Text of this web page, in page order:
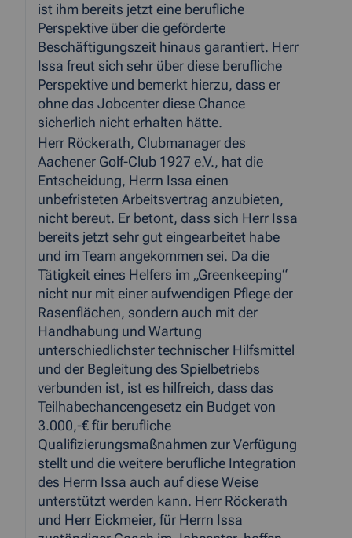
ist ihm bereits jetzt eine berufliche
Perspektive über die geförderte
Beschäftigungszeit hinaus garantiert. Herr
Issa freut sich sehr über diese berufliche
Perspektive und bemerkt hierzu, dass er
ohne das Jobcenter diese Chance
sicherlich nicht erhalten hätte.
Herr Röckerath, Clubmanager des
Aachener Golf-Club 1927 e.V., hat die
Entscheidung, Herrn Issa einen
unbefristeten Arbeitsvertrag anzubieten,
nicht bereut. Er betont, dass sich Herr Issa
bereits jetzt sehr gut eingearbeitet habe
und im Team angekommen sei. Da die
Tätigkeit eines Helfers im „Greenkeeping“
nicht nur mit einer aufwendigen Pflege der
Rasenflächen, sondern auch mit der
Handhabung und Wartung
unterschiedlichster technischer Hilfsmittel
und der Begleitung des Spielbetriebs
verbunden ist, ist es hilfreich, dass das
Teilhabechancengesetz ein Budget von
3.000,-€ für berufliche
Qualifizierungsmaßnahmen zur Verfügung
stellt und die weitere berufliche Integration
des Herrn Issa auch auf diese Weise
unterstützt werden kann. Herr Röckerath
und Herr Eickmeier, für Herrn Issa